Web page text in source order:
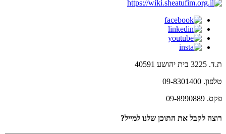
ת.ד. 3225 בית יהושע 40591
טלפון. 09-8301400
פקס. 09-8990889
רוצה לקבל את התוכן שלנו למייל?